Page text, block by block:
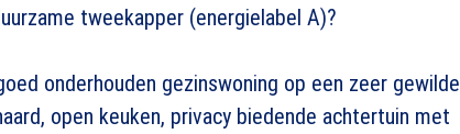
tweekapper (energielabel A)?
onderhouden gezinswoning op een zeer gewilde
open keuken, privacy biedende achtertuin met